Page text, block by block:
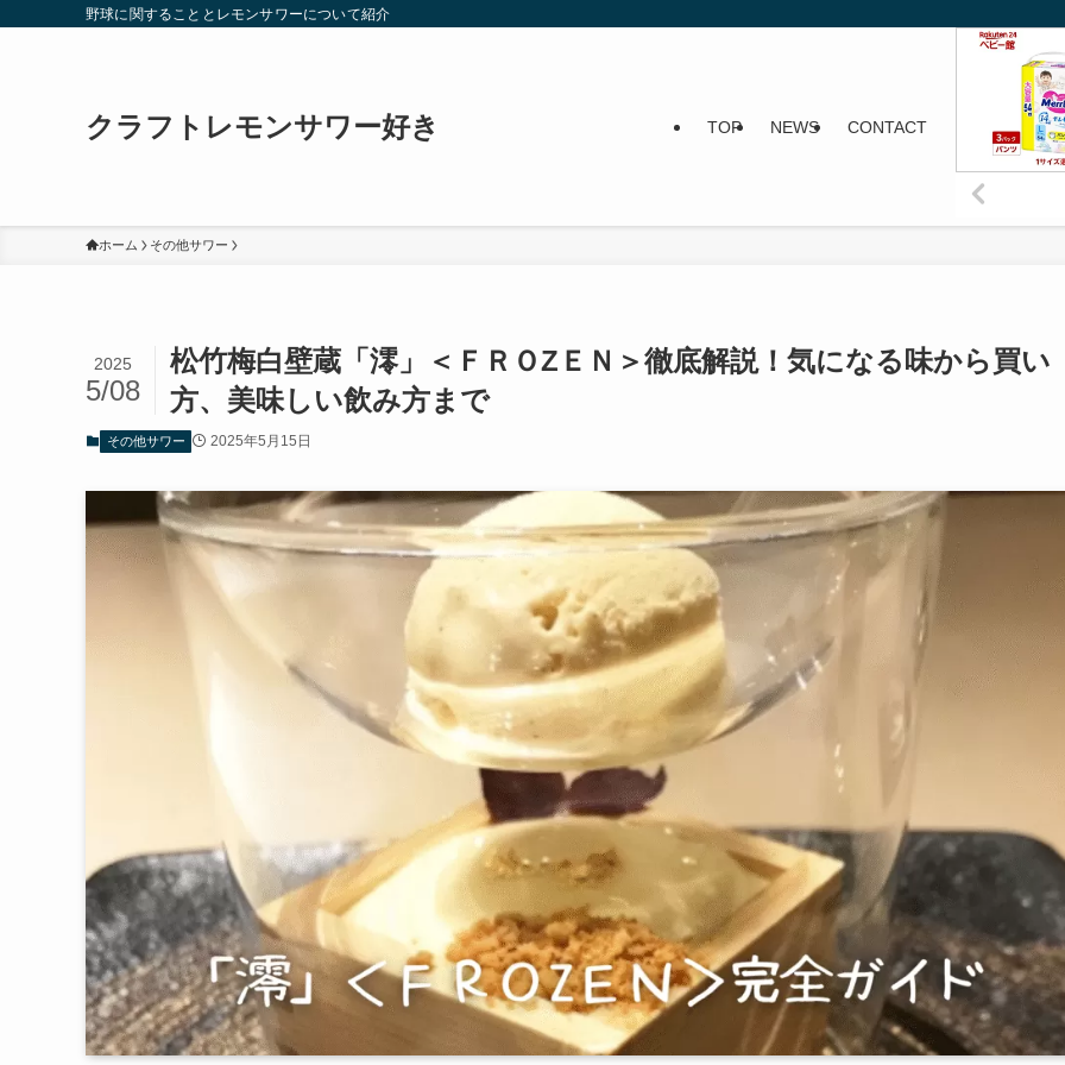
野球に関することとレモンサワーについて紹介
クラフトレモンサワー好き TOP NEWS CONTACT
ホーム その他サワー
松竹梅白壁蔵「澪」＜ＦＲＯZＥＮ＞徹底解説！気になる味から買い
方、美味しい飲み方まで
2025
5/08
その他サワー 2025年5月15日